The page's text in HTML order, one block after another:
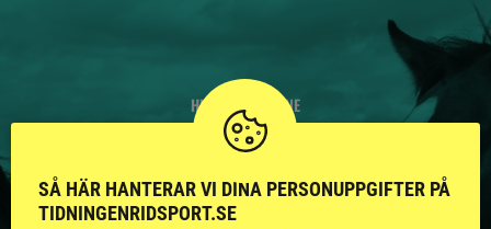
HINGSTAR ONLINE
GODKÄNDA HINGSTAR I
FLERA KATEGORIER MED
SÅ HÄR HANTERAR VI DINA PERSONUPPGIFTER PÅ
TIDNINGENRIDSPORT.SE